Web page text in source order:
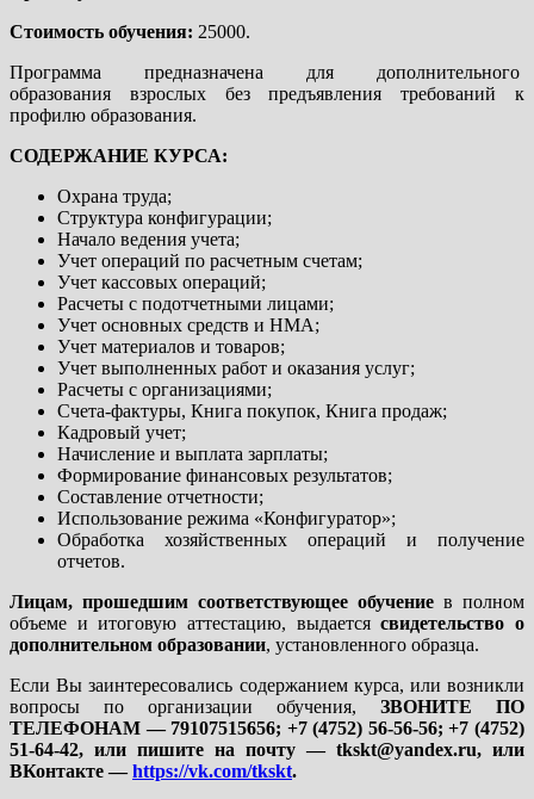
Стоимость обучения: 25000.
Программа предназначена для дополнительного
образования взрослых без предъявления требований к
профилю образования.
СОДЕРЖАНИЕ КУРСА:
Охрана труда;
Структура конфигурации;
Начало ведения учета;
Учет операций по расчетным счетам;
Учет кассовых операций;
Расчеты с подотчетными лицами;
Учет основных средств и НМА;
Учет материалов и товаров;
Учет выполненных работ и оказания услуг;
Расчеты с организациями;
Счета-фактуры, Книга покупок, Книга продаж;
Кадровый учет;
Начисление и выплата зарплаты;
Формирование финансовых результатов;
Составление отчетности;
Использование режима «Конфигуратор»;
Обработка хозяйственных операций и получение
отчетов.
Лицам, прошедшим соответствующее обучение в полном
объеме и итоговую аттестацию, выдаетсясвидетельство о
дополнительном образовании, установленного образца.
Если Вы заинтересовались содержанием курса, или возникли
вопросы по организации обучения, ЗВОНИТЕ ПО
ТЕЛЕФОНАМ — 79107515656; +7 (4752) 56-56-56; +7 (4752)
51-64-42, или пишите на почту — tkskt@yandex.ru, или
ВКонтакте —https://vk.com/tkskt.